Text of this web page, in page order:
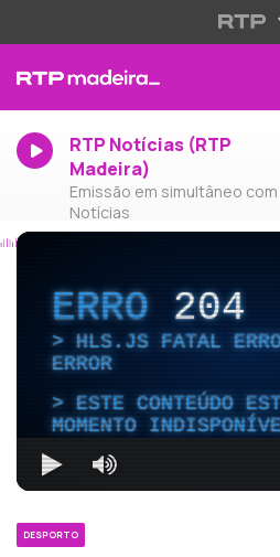
RTP Notícias (RTP
Madeira)
Emissão em simultâneo com
Notícias
ERRO204
HLS.JS FATAL
ERROR
ESTE CONTEÚDO
MOMENTO
DESPORTO